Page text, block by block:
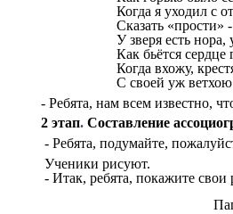
Когда я уходил с
Сказать «прости»
У зверя есть нора,
Как бьётся сердце
Когда вхожу,
С своей уж
- Ребята, нам всем известно,
2 этап. Составление
- Ребята, подумайте,
Ученики рисуют.
- Итак, ребята, покажите
Папа